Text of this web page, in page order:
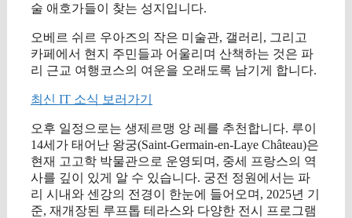
술 애호가들이 찾는 성지입니다.
오베르 쉬르 우아즈의 작은 미술관, 갤러리, 그리고
카페에서 현지 주민들과 어울리며 산책하는 것은 파
리 근교 여행코스의 여운을 오래도록 남기게 합니다.
최신 IT 소식 보러가기
오후 일정으로는 생제르맹 앙 레를 추천합니다. 루이
14세가 태어난 왕궁(Saint-Germain-en-Laye Château)은
현재 고고학 박물관으로 운영되며, 중세 프랑스의 역
사를 깊이 있게 알 수 있습니다. 궁전 정원에서는 파
리 시내와 센강의 전경이 한눈에 들어오며, 2025년 기
준, 재개장된 루프톱 테라스와 다양한 전시 프로그램